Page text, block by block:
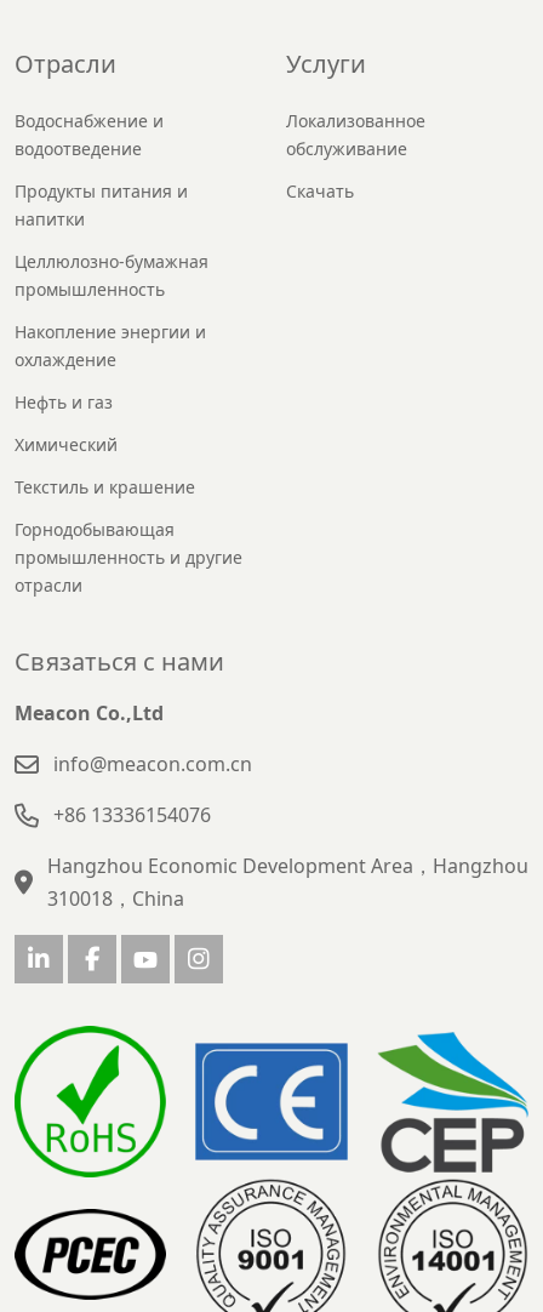
Отрасли
Водоснабжение и
водоотведение
Продукты питания и
напитки
Целлюлозно-бумажная
промышленность
Накопление энергии и
охлаждение
Нефть и газ
Химический
Текстиль и крашение
Горнодобывающая
промышленность и другие
отрасли
Услуги
Локализованное
обслуживание
Скачать
Связаться с нами
Meacon Co.,Ltd
info@meacon.com.cn
+86 13336154076
Hangzhou Economic Development Area，Hangzhou
310018，China